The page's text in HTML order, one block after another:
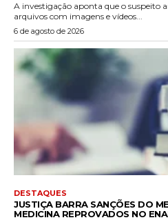
A investigação aponta que o suspeito
arquivos com imagens e vídeos...
6 de agosto de 2026
DESTAQUES
JUSTIÇA BARRA SANÇÕES DO
MEDICINA REPROVADOS NO